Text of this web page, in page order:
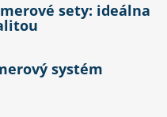
sety: ideálna
systém